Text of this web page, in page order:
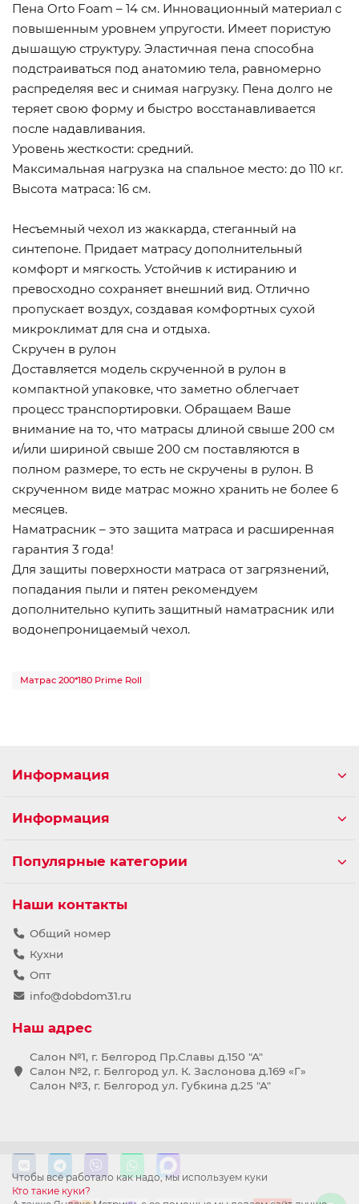
Пена Orto Foam – 14 см. Инновационный материал с
повышенным уровнем упругости. Имеет пористую
дышащую структуру. Эластичная пена способна
подстраиваться под анатомию тела, равномерно
распределяя вес и снимая нагрузку. Пена долго не
теряет свою форму и быстро восстанавливается
после надавливания.
Уровень жесткости: средний.
Максимальная нагрузка на спальное место: до 110 кг.
Высота матраса: 16 см.
Несъемный чехол из жаккарда, стеганный на
синтепоне. Придает матрасу дополнительный
комфорт и мягкость. Устойчив к истиранию и
превосходно сохраняет внешний вид. Отлично
пропускает воздух, создавая комфортных сухой
микроклимат для сна и отдыха.
Скручен в рулон
Доставляется модель скрученной в рулон в
компактной упаковке, что заметно облегчает
процесс транспортировки. Обращаем Ваше
внимание на то, что матрасы длиной свыше 200 см
и/или шириной свыше 200 см поставляются в
полном размере, то есть не скручены в рулон. В
скрученном виде матрас можно хранить не более 6
месяцев.
Наматрасник – это защита матраса и расширенная
гарантия 3 года!
Для защиты поверхности матраса от загрязнений,
попадания пыли и пятен рекомендуем
дополнительно купить защитный наматрасник или
водонепроницаемый чехол.
Матрас 200*180 Prime Roll
Чтобы всё работало как надо, мы используем куки
Кто такие куки?
Информация
Информация
Популярные категории
Наши контакты
Общий номер
Кухни
Опт
info@dobdom31.ru
Наш адрес
Салон №1, г. Белгород Пр.Славы д.150 "А"
Салон №2, г. Белгород ул. К. Заслонова д.169 «Г»
Салон №3, г. Белгород ул. Губкина д.25 "А"